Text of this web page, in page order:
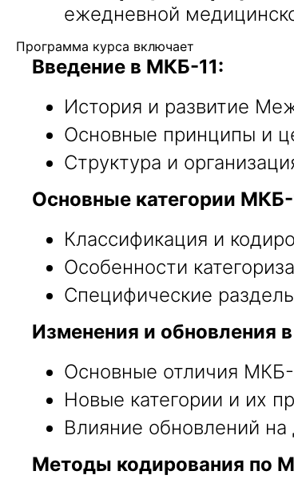
ежедневной
Программа курса включает
Введение в МКБ-11:
История и развитие
Основные принципы и
Структура и
Основные категории МКБ-
Классификация и
Особенности
Специфические
Изменения и обновления
Основные отличия
Новые категории и их
Влияние обновлений на
Методы кодирования по